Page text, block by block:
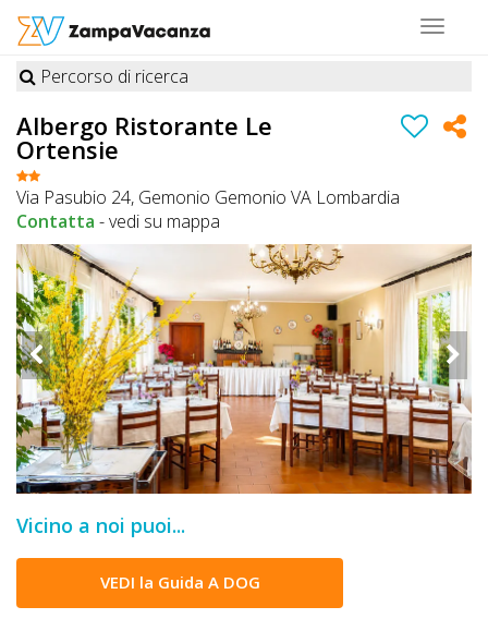
Toggle
STRUTTURE
A
DOG
LUOGHI
A
DOG
OFFERTE
A
INFO
Percorso di ricerca
Albergo Ristorante Le
Ortensie
Via Pasubio 24, Gemonio Gemonio VA Lombardia
Contatta -vedi su mappa
Vicino a noi puoi...
VEDI la Guida A DOG